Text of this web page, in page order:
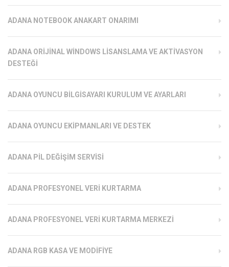
ADANA NOTEBOOK ANAKART ONARIMI
ADANA ORIJINAL WINDOWS LISANSLAMA VE AKTIVASYON
DESTEĞI
ADANA OYUNCU BILGISAYARI KURULUM VE AYARLARI
ADANA OYUNCU EKIPMANLARI VE DESTEK
ADANA PIL DEĞIŞIM SERVISI
ADANA PROFESYONEL VERI KURTARMA
ADANA PROFESYONEL VERI KURTARMA MERKEZI
ADANA RGB KASA VE MODIFIYE